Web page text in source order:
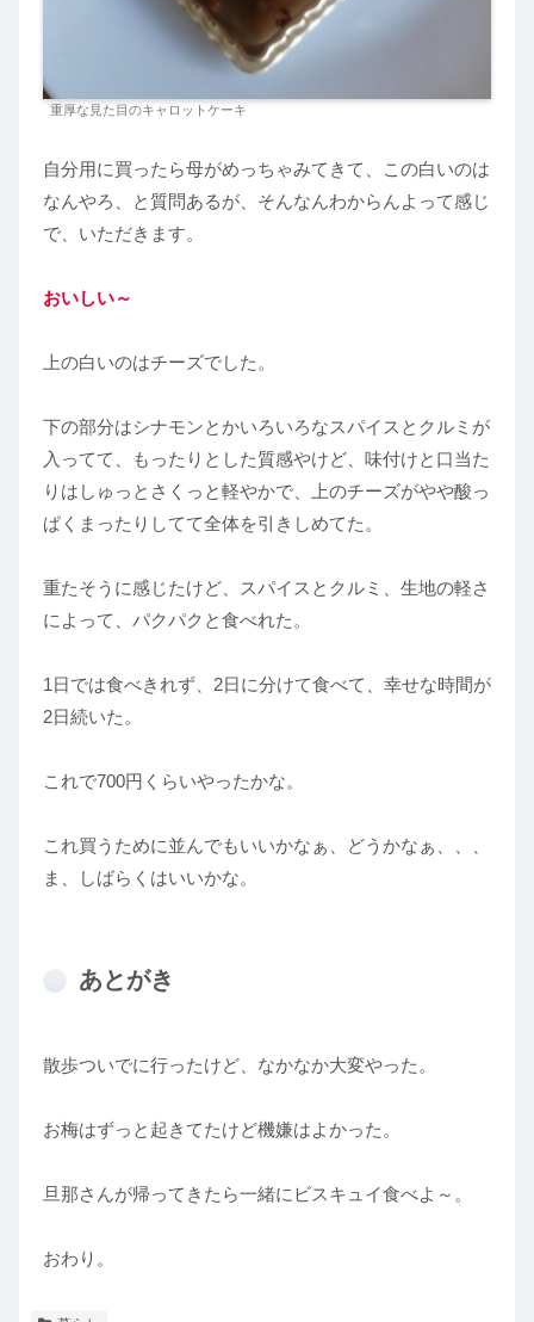
重厚な見た目のキャロットケーキ
自分用に買ったら母がめっちゃみてきて、この白いのは
なんやろ、と質問あるが、そんなんわからんよって感じ
で、いただきます。
おいしい～
上の白いのはチーズでした。
下の部分はシナモンとかいろいろなスパイスとクルミが
入ってて、もったりとした質感やけど、味付けと口当た
りはしゅっとさくっと軽やかで、上のチーズがやや酸っ
ぱくまったりしてて全体を引きしめてた。
重たそうに感じたけど、スパイスとクルミ、生地の軽さ
によって、パクパクと食べれた。
1日では食べきれず、2日に分けて食べて、幸せな時間が
2日続いた。
これで700円くらいやったかな。
これ買うために並んでもいいかなぁ、どうかなぁ、、、
ま、しばらくはいいかな。
あとがき
散歩ついでに行ったけど、なかなか大変やった。
お梅はずっと起きてたけど機嫌はよかった。
旦那さんが帰ってきたら一緒にビスキュイ食べよ～。
おわり。